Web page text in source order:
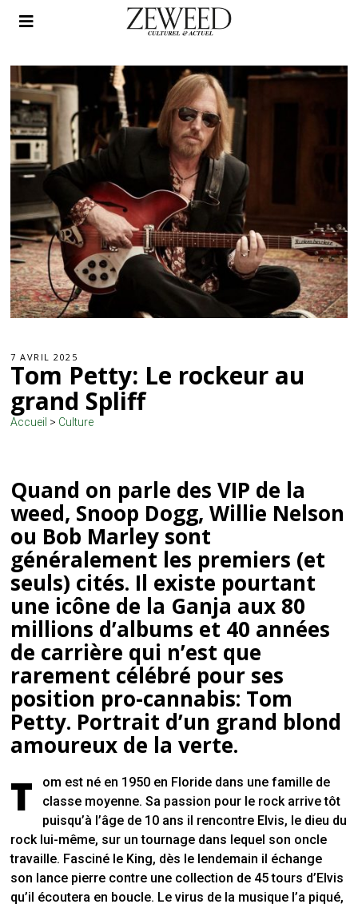
7 AVRIL 2025
Tom Petty: Le rockeur au
grand Spliff
Accueil > Culture
Quand on parle des VIP de la
weed, Snoop Dogg, Willie Nelson
ou Bob Marley sont
généralement les premiers (et
seuls) cités. Il existe pourtant
une icône de la Ganja aux 80
millions d’albums et 40 années
de carrière qui n’est que
rarement célébré pour ses
position pro-cannabis: Tom
Petty. Portrait d’un grand blond
amoureux de la verte.
T
om est né en 1950 en Floride dans une famille de
classe moyenne. Sa passion pour le rock arrive tôt
puisqu’à l’âge de 10 ans il rencontre Elvis, le dieu du
rock lui-même, sur un tournage dans lequel son oncle
travaille. Fasciné le King, dès le lendemain il échange
son lance pierre contre une collection de 45 tours d’Elvis
qu’il écoutera en boucle. Le virus de la musique l’a piqué,